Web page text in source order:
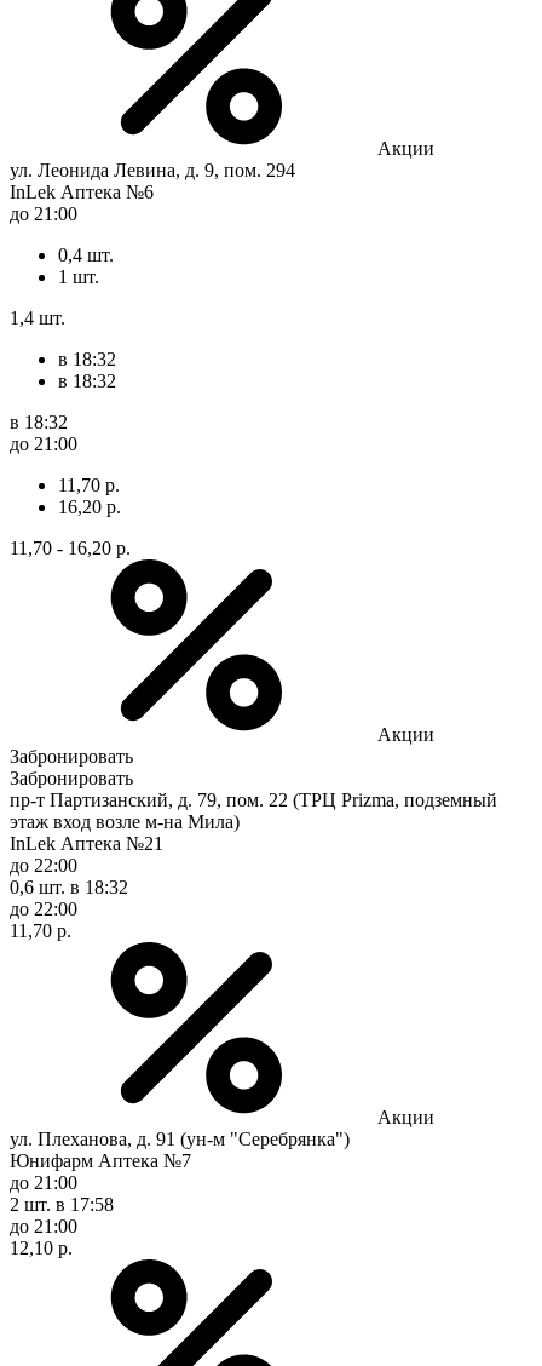
Акции
ул. Леонида Левина, д. 9, пом. 294
InLek Аптека №6
до 21:00
0,4 шт.
1 шт.
1,4 шт.
в 18:32
в 18:32
в 18:32
до 21:00
11,70 р.
16,20 р.
11,70 - 16,20 р.
Акции
Забронировать
Забронировать
пр-т Партизанский, д. 79, пом. 22 (ТРЦ Prizma, подземный
этаж вход возле м-на Мила)
InLek Аптека №21
до 22:00
0,6 шт. в 18:32
до 22:00
11,70 р.
Акции
ул. Плеханова, д. 91 (ун-м "Серебрянка")
Юнифарм Аптека №7
до 21:00
2 шт. в 17:58
до 21:00
12,10 р.